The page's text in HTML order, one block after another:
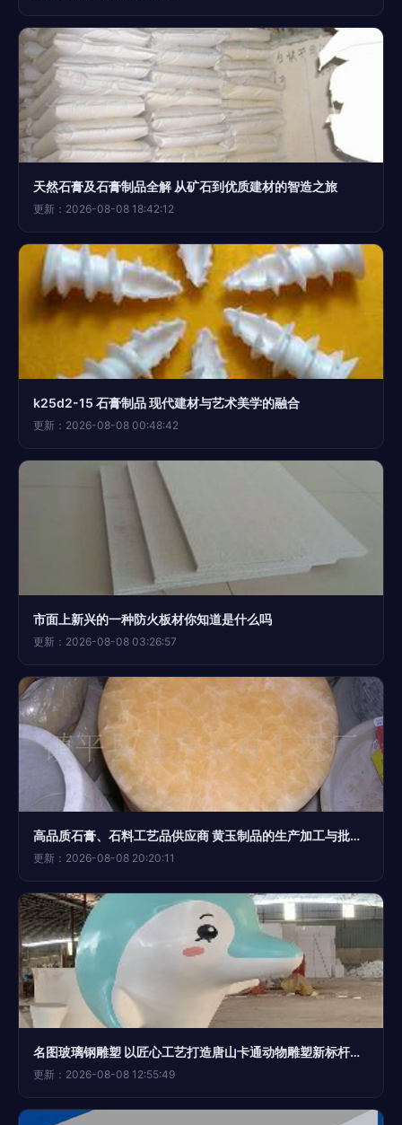
天然石膏及石膏制品全解 从矿石到优质建材的智造之旅
更新：2026-08-08 18:42:12
k25d2-15 石膏制品 现代建材与艺术美学的融合
更新：2026-08-08 00:48:42
市面上新兴的一种防火板材你知道是什么吗
更新：2026-08-08 03:26:57
高品质石膏、石料工艺品供应商 黄玉制品的生产加工与批发服务
更新：2026-08-08 20:20:11
名图玻璃钢雕塑 以匠心工艺打造唐山卡通动物雕塑新标杆，石膏制品服务至上缔造行业典范
更新：2026-08-08 12:55:49